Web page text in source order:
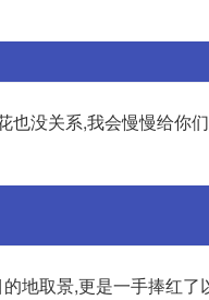
也没关系,我会慢慢给你
地取景,更是一手捧红了